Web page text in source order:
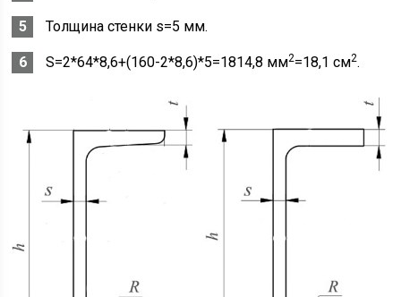
Толщина стенки s=5 мм.
S=2*64*8,6+(160-2*8,6)*5=1814,8 мм2=18,1 см2.